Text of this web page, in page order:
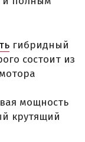
гибридный
состоит из
мощность
крутящий